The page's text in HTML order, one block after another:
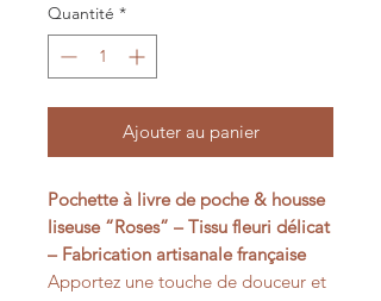
Quantité *
Ajouter au panier
Pochette à livre de poche & housse
liseuse “Roses” – Tissu fleuri délicat
– Fabrication artisanale française
Apportez une touche de douceur et